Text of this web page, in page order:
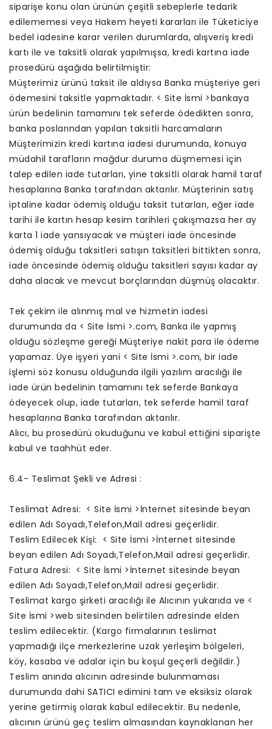
siparişe konu olan ürünün çeşitli sebeplerle tedarik
edilememesi veya Hakem heyeti kararları ile Tüketiciye
bedel iadesine karar verilen durumlarda, alışveriş kredi
kartı ile ve taksitli olarak yapılmışsa, kredi kartına iade
prosedürü aşağıda belirtilmiştir:
Müşterimiz ürünü taksit ile aldıysa Banka müşteriye geri
ödemesini taksitle yapmaktadır. < Site İsmi >bankaya
ürün bedelinin tamamını tek seferde ödedikten sonra,
banka poslarından yapılan taksitli harcamaların
Müşterimizin kredi kartına iadesi durumunda, konuya
müdahil tarafların mağdur duruma düşmemesi için
talep edilen iade tutarları, yine taksitli olarak hamil taraf
hesaplarına Banka tarafından aktarılır. Müşterinin satış
iptaline kadar ödemiş olduğu taksit tutarları, eğer iade
tarihi ile kartın hesap kesim tarihleri çakışmazsa her ay
karta 1 iade yansıyacak ve müşteri iade öncesinde
ödemiş olduğu taksitleri satışın taksitleri bittikten sonra,
iade öncesinde ödemiş olduğu taksitleri sayısı kadar ay
daha alacak ve mevcut borçlarından düşmüş olacaktır.
Tek çekim ile alınmış mal ve hizmetin iadesi
durumunda da < Site İsmi >.com, Banka ile yapmış
olduğu sözleşme gereği Müşteriye nakit para ile ödeme
yapamaz. Üye işyeri yani < Site İsmi >.com, bir iade
işlemi söz konusu olduğunda ilgili yazılım aracılığı ile
iade ürün bedelinin tamamını tek seferde Bankaya
ödeyecek olup, iade tutarları, tek seferde hamil taraf
hesaplarına Banka tarafından aktarılır.
Alıcı, bu prosedürü okuduğunu ve kabul ettiğini siparişte
kabul ve taahhüt eder.
6.4- Teslimat Şekli ve Adresi :
Teslimat Adresi: < Site İsmi >İnternet sitesinde beyan
edilen Adı Soyadı,Telefon,Mail adresi geçerlidir.
Teslim Edilecek Kişi: < Site İsmi >İnternet sitesinde
beyan edilen Adı Soyadı,Telefon,Mail adresi geçerlidir.
Fatura Adresi: < Site İsmi >İnternet sitesinde beyan
edilen Adı Soyadı,Telefon,Mail adresi geçerlidir.
Teslimat kargo şirketi aracılığı ile Alıcının yukarıda ve <
Site İsmi >web sitesinden belirtilen adresinde elden
teslim edilecektir. (Kargo firmalarının teslimat
yapmadığı ilçe merkezlerine uzak yerleşim bölgeleri,
köy, kasaba ve adalar için bu koşul geçerli değildir.)
Teslim anında alıcının adresinde bulunmaması
durumunda dahi SATICI edimini tam ve eksiksiz olarak
yerine getirmiş olarak kabul edilecektir. Bu nedenle,
alıcının ürünü geç teslim almasından kaynaklanan her